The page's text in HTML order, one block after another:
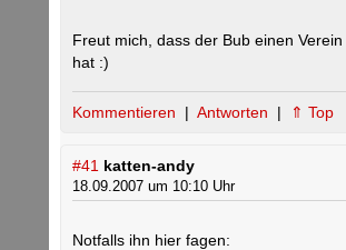
Freut mich, dass der Bub einen
hat :)
Kommentieren | Antworten | ⇑ Top
#41 katten-andy
18.09.2007 um 10:10 Uhr
Notfalls ihn hier fagen: